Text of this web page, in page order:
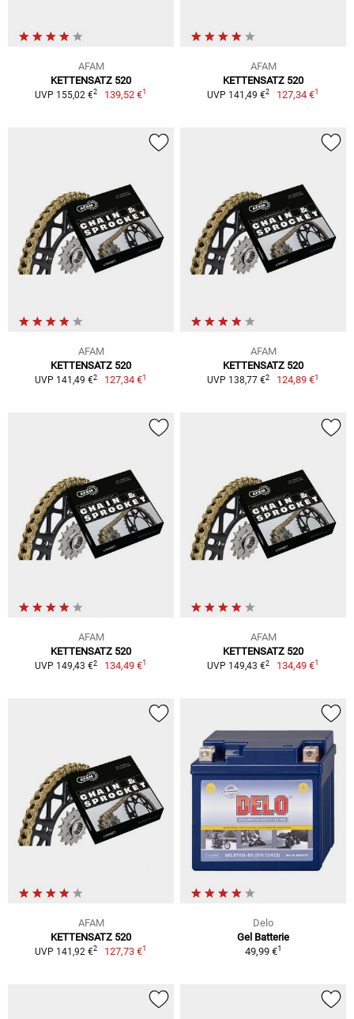
AFAM
KETTENSATZ 520
UVP 155,02 €2 139,52 €1
AFAM
KETTENSATZ 520
UVP 141,49 €2 127,34 €1
AFAM
KETTENSATZ 520
UVP 141,49 €2 127,34 €1
AFAM
KETTENSATZ 520
UVP 138,77 €2 124,89 €1
AFAM
KETTENSATZ 520
UVP 149,43 €2 134,49 €1
AFAM
KETTENSATZ 520
UVP 149,43 €2 134,49 €1
AFAM
KETTENSATZ 520
UVP 141,92 €2 127,73 €1
Delo
Gel Batterie
49,99 €1